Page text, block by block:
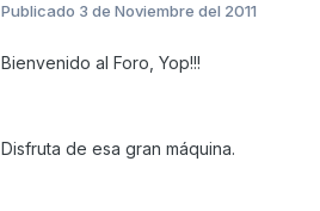
Publicado 3 de Noviembre del 2011
Bienvenido al Foro, Yop!!!
Disfruta de esa gran máquina.